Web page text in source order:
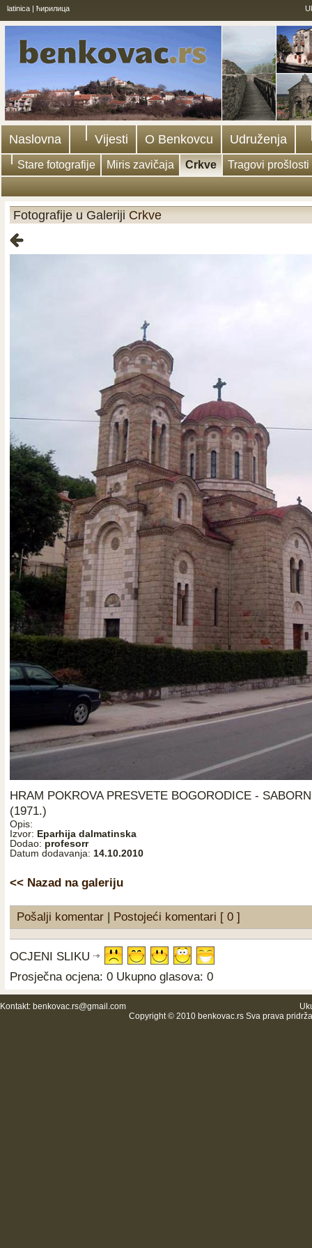
latinica | ћирилица
Naslovna Vijesti O Benkovcu Udruženja
Stare fotografije Miris zavičaja Crkve Tragovi prošlosti
Fotografije u Galeriji Crkve
HRAM POKROVA PRESVETE BOGORODICE -
(1971.)
Opis:
Izvor: Eparhija dalmatinska
Dodao: profesorr
Datum dodavanja: 14.10.2010
<< Nazad na galeriju
Pošalji komentar | Postojeći komentari [ 0 ]
OCJENI SLIKU
Prosječna ocjena: 0 Ukupno glasova: 0
Kontakt: benkovac.rs@gmail.com
Copyright © 2010 benkovac.rs Sva prava